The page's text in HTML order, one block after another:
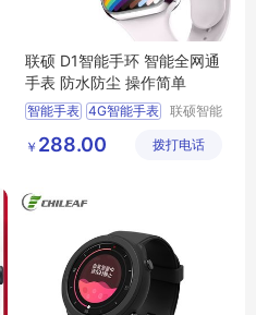
联硕 D1智能手环 智能全网通
手表 防水防尘 操作简单
智能手表 4G智能手表
心脑血管疾病预警手表
联硕智能
有限公司
￥ 288.00 拨打电话